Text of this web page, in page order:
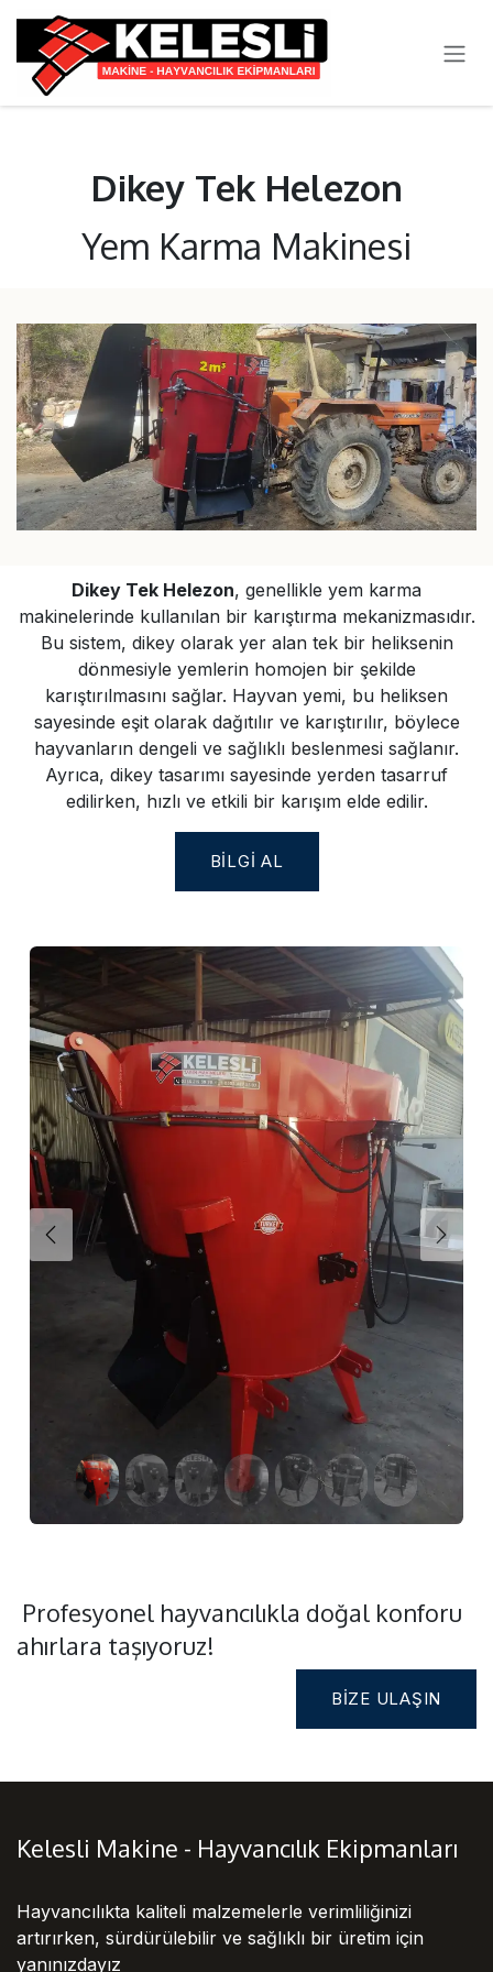
Dikey Tek Helezon
Yem Karma Makinesi
Dikey Tek Helezon, genellikle yem karma
makinelerinde kullanılan bir karıştırma mekanizmasıdır.
Bu sistem, dikey olarak yer alan tek bir heliksenin
dönmesiyle yemlerin homojen bir şekilde
karıştırılmasını sağlar. Hayvan yemi, bu heliksen
sayesinde eşit olarak dağıtılır ve karıştırılır, böylece
hayvanların dengeli ve sağlıklı beslenmesi sağlanır.
Ayrıca, dikey tasarımı sayesinde yerden tasarruf
edilirken, hızlı ve etkili bir karışım elde edilir.
BILGI AL
Önceki
Profesyonel hayvancılıkla doğal konforu
ahırlara taşıyoruz!
BIZE ULAŞIN
Kelesli Makine - Hayvancılık Ekipmanları
Hayvancılıkta kaliteli malzemelerle verimliliğinizi
artırırken, sürdürülebilir ve sağlıklı bir üretim için
yanınızdayız